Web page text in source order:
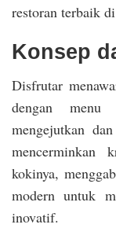
restoran terbaik
Konsep
Disfrutar
dengan menu
mengejutkan
mencerminkan
kokinya,
modern untuk
inovatif.